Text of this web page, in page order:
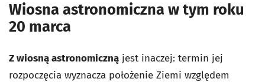
Wiosna astronomiczna w tym roku
20 marca
Z wiosną astronomiczną jest inaczej: termin jej
rozpoczęcia wyznacza położenie Ziemi względem